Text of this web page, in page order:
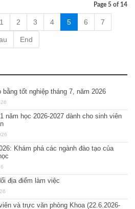
Page 5 of 14
1 2 3 4 5 6 7
End
tốt nghiệp tháng 7, năm 2026
năm học 2026-2027 dành cho sinh viên
Khám phá các ngành đào tạo của
địa điểm làm việc
và trực văn phòng Khoa (22.6.2026-